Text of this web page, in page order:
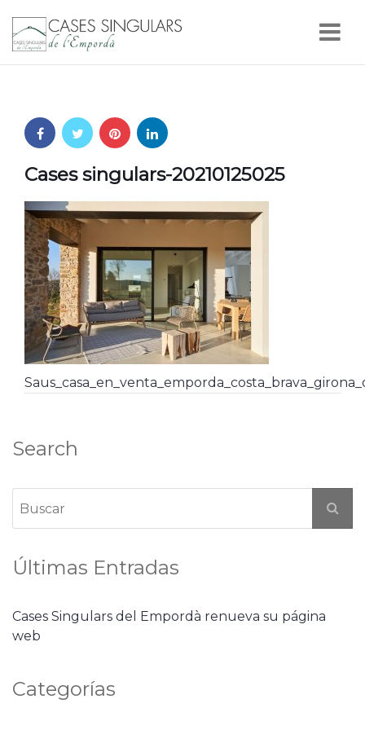
Cases singulars-20210125025
Search
Últimas Entradas
Cases Singulars del Empordà renueva su página
web
Categorías